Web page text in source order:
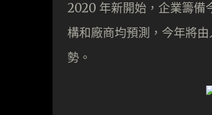
2020 年新開始，企業籌備
構和廠商均預測，今年將
勢。